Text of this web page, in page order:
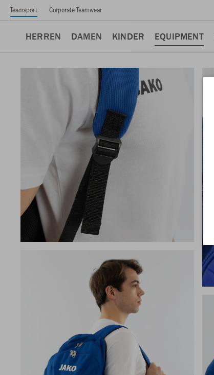
Teamsport Corporate Teamwear
HERREN DAMEN KINDER EQUIPMENT